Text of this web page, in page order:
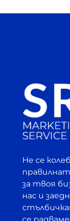
Не се
за твоя
нас и